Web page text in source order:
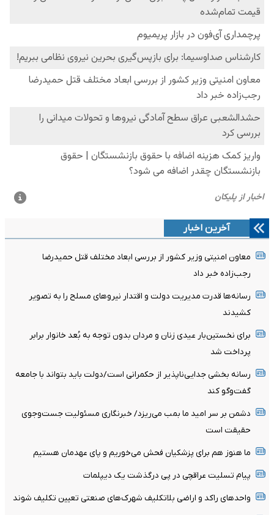
آخرین اخبار
معاون امنیتی وزیر کشور از بررسی ابعاد مختلف قتل حمیدرضا
رجب‌زاده خبر داد
رسانه‌ها قدرت مدیریت دولت و اقتدار نیروهای مسلح را به تصویر
کشیدند
برای نخستین‌بار عیدی زنان و مردان بدون توجه به بُعد خانوار برابر
پرداخت شد
رسانه بخشی جدایی‌ناپذیر از حکمرانی است/دولت باید بتواند با جامعه
گفت‌وگو کند
دشمن بر سر امید ما بمب می‌ریزد/ خبرنگاری مسئولیت جست‌وجوی
حقیقت است
ما هنوز هم برای پزشکیان فحش می‌خوریم و پای عهدمان هستیم
پیام تسلیت عراقچی در پی درگذشت یک دیپلمات
واحدهای راکد و اراضی بلاتکلیف شهرک‌های صنعتی تعیین تکلیف شوند